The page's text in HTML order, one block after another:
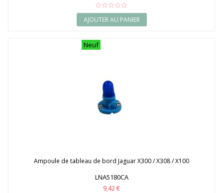
AJOUTER AU PANIER
Neuf
Ampoule de tableau de bord Jaguar X300 / X308 / X100
LNA5180CA
9,42 €